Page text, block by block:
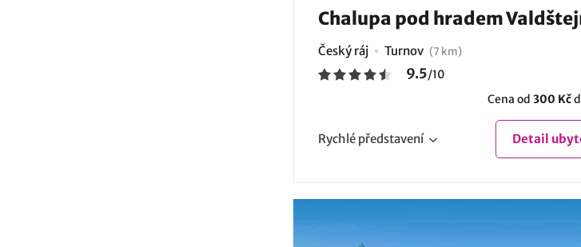
Chalupa pod hradem
Český ráj Turnov (7 km)
9.5/10
Cena od 300 Kč
Rychlé představení Detail